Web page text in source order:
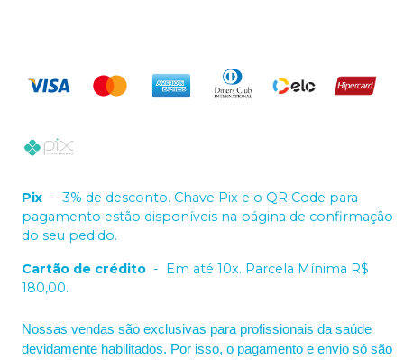
Pix - 3% de desconto. Chave Pix e o QR Code para
pagamento estão disponíveis na página de confirmação
do seu pedido.
Cartão de crédito - Em até 10x. Parcela Mínima R$
180,00.
Nossas vendas são exclusivas para profissionais da saúde
devidamente habilitados. Por isso, o pagamento e envio só são